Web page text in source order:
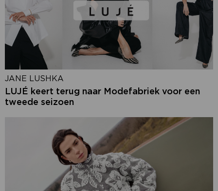
JANE LUSHKA
LUJÉ keert terug naar Modefabriek voor een
tweede seizoen